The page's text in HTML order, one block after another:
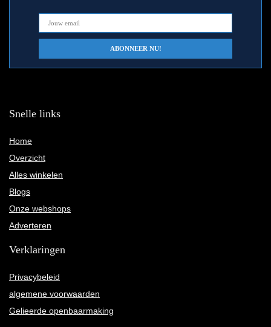
Snelle links
Home
Overzicht
Alles winkelen
Blogs
Onze webshops
Adverteren
Verklaringen
Privacybeleid
algemene voorwaarden
Gelieerde openbaarmaking